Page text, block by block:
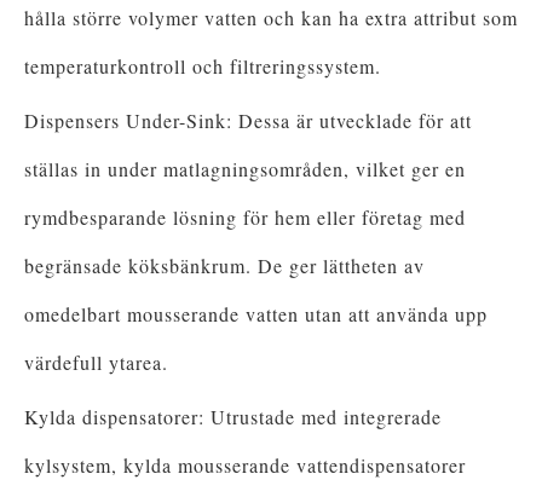
hålla större volymer vatten och kan ha extra attribut som
temperaturkontroll och filtreringssystem.
Dispensers Under-Sink: Dessa är utvecklade för att
ställas in under matlagningsområden, vilket ger en
rymdbesparande lösning för hem eller företag med
begränsade köksbänkrum. De ger lättheten av
omedelbart mousserande vatten utan att använda upp
värdefull ytarea.
Kylda dispensatorer: Utrustade med integrerade
kylsystem, kylda mousserande vattendispensatorer